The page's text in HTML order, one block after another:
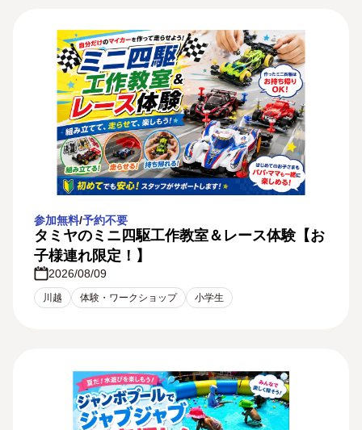
参加無料/予約不要
タミヤのミニ四駆工作教室＆レース体験【お
子様連れ限定！】
2026/08/09
川越 体験・ワークショップ 小学生